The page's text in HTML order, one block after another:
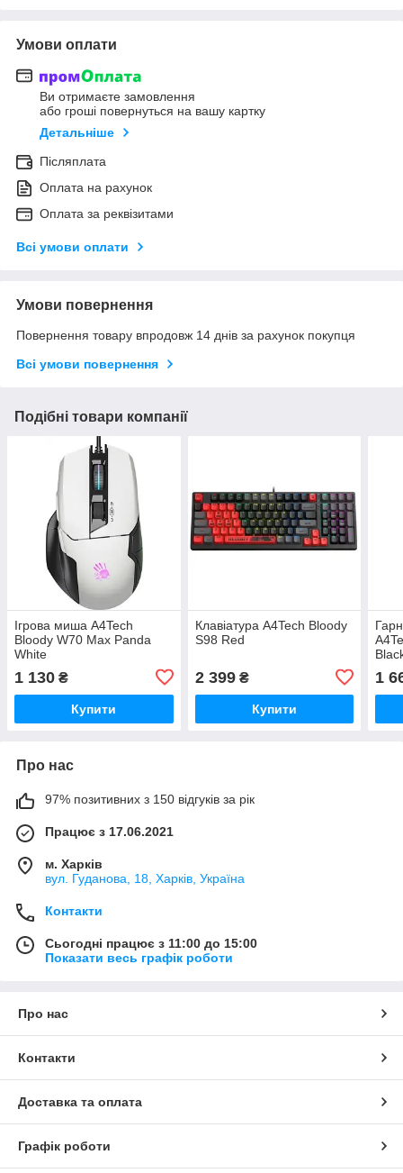
Умови оплати
Ви отримаєте замовлення
або гроші повернуться на вашу картку
Детальніше
Післяплата
Оплата на рахунок
Оплата за реквізитами
Всі умови оплати
Умови повернення
Повернення товару впродовж 14 днів за рахунок покупця
Всі умови повернення
Подібні товари компанії
Ігрова миша A4Tech
Bloody W70 Max Panda
White
1 130 ₴
Купити
Клавіатура A4Tech Bloody
S98 Red
2 399₴
Купити
1
Про нас
97% позитивних з 150 відгуків за рік
Працює з 17.06.2021
м. Харків
вул. Гуданова, 18, Харків, Україна
Контакти
Сьогодні працює з 11:00 до 15:00
Показати весь графік роботи
Про нас
Контакти
Доставка та оплата
Графік роботи